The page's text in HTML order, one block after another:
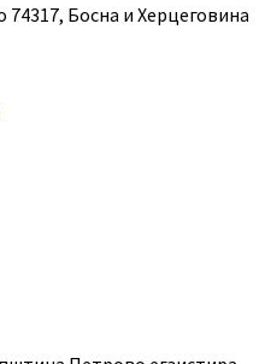
Босна и Херцеговина